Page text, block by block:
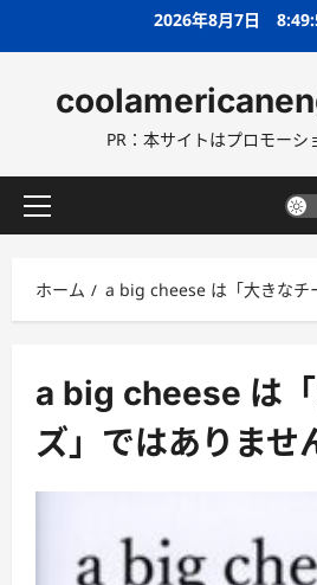
ス
ッ
2026年8月7日
PR：本サイトはプロモーシ
メ
メ
ニ
ホーム a big cheese は「大きなチ
a big cheese は
ズ」ではありませ